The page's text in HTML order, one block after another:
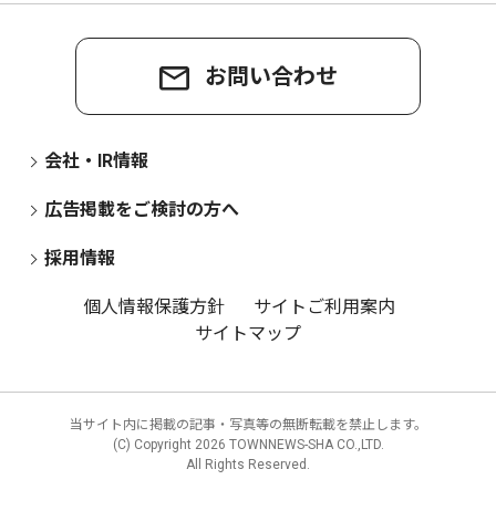
お問い合わせ
会社・IR情報
広告掲載をご検討の方へ
採用情報
個人情報保護方針
サイトご利用案内
サイトマップ
当サイト内に掲載の記事・写真等の無断転載を禁止します。
(C) Copyright 2026 TOWNNEWS-SHA CO.,LTD.
All Rights Reserved.